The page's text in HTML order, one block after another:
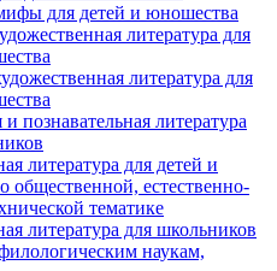
для детей и юношества
литература для
литература для
познавательная литература
литература для детей и
общественной, естественно-
тематике
литература для школьников
наукам,